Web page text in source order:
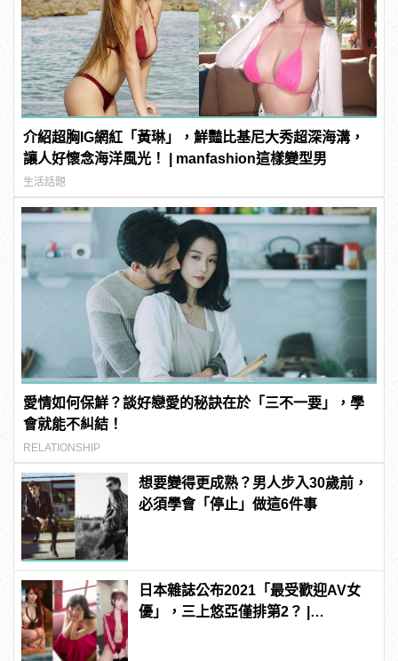
介紹超胸IG網紅「黃琳」，鮮豔比基尼大秀超深海溝，
讓人好懷念海洋風光！ | manfashion這樣變型男
生活話題
愛情如何保鮮？談好戀愛的秘訣在於「三不一要」，學
會就能不糾結！
RELATIONSHIP
想要變得更成熟？男人步入30歲前，
必須學會「停止」做這6件事
日本雜誌公布2021「最受歡迎AV女
優」，三上悠亞僅排第2？ |